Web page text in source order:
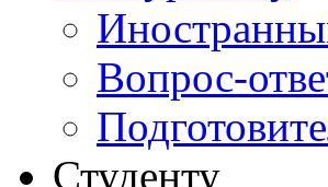
Вопрос-
Студенту